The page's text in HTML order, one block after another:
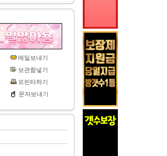
메일보내기
보관함넣기
프린터하기
문자보내기